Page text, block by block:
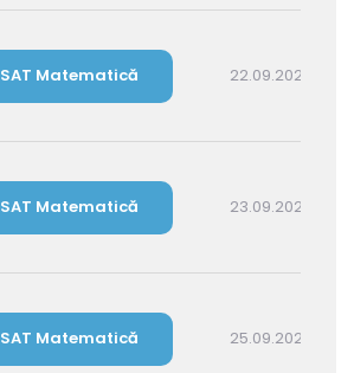
SAT Matematică 22.09.2026 16:00
SAT Matematică 23.09.2026 14:30
SAT Matematică 25.09.2026 16:00